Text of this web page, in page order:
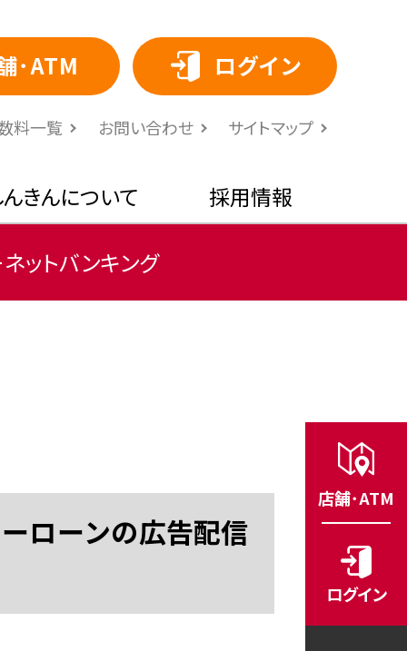
ットバンキング
きんについて 採用情報
･ATM ログイン
料⼀覧 お問い合わせ サイトマップ
ローンの広告配信
店舗･ATM
ログイン